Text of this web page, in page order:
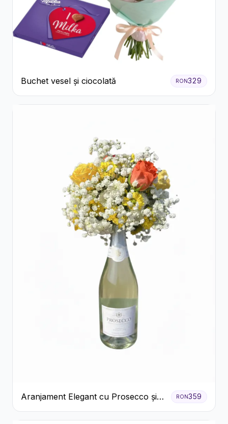
Buchet vesel și ciocolată RON329
Aranjament Elegant cu Prosecco și
Flori Galbene.
RON359